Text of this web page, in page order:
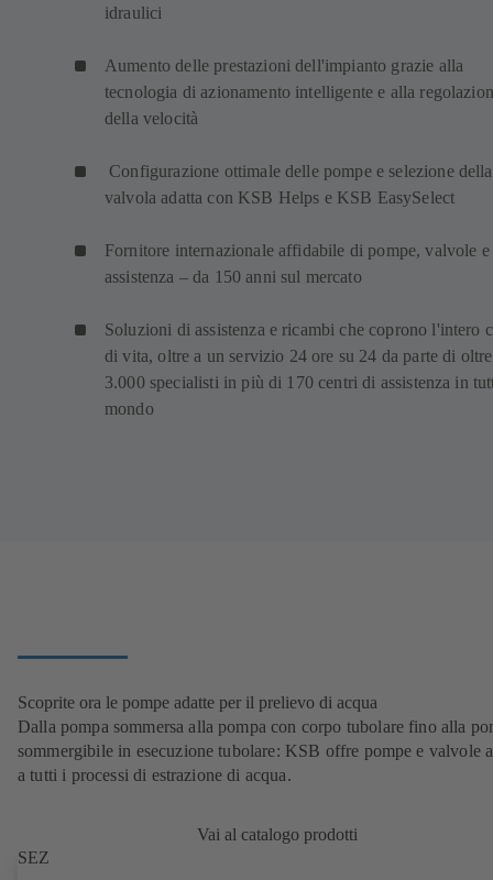
idraulici
Aumento delle prestazioni dell'impianto grazie alla
tecnologia di azionamento intelligente e alla
della velocità
Configurazione ottimale delle pompe e selezione della
valvola adatta con KSB Helps e KSB EasySelect
Fornitore internazionale affidabile di pompe, valvole e
assistenza – da 150 anni sul mercato
Soluzioni di assistenza e ricambi che coprono l'intero
di vita, oltre a un servizio 24 ore su 24 da parte di oltre
3.000 specialisti in più di 170 centri di assistenza in
mondo
Scoprite ora le pompe adatte per il prelievo di acqua
Dalla pompa sommersa alla pompa con corpo tubolare fino alla
sommergibile in esecuzione tubolare: KSB offre pompe e valvole
a tutti i processi di estrazione di acqua.
Vai al catalogo prodotti
SEZ